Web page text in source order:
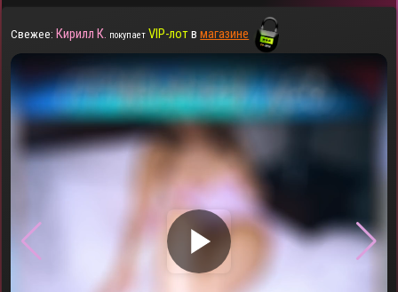
Свежее: Кирилл К. покупает VIP-лотвмагазине
▶